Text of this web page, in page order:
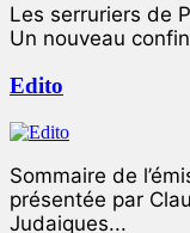
Les serruriers de
Un nouveau
Edito
Sommaire de
présentée par
Judaiques...